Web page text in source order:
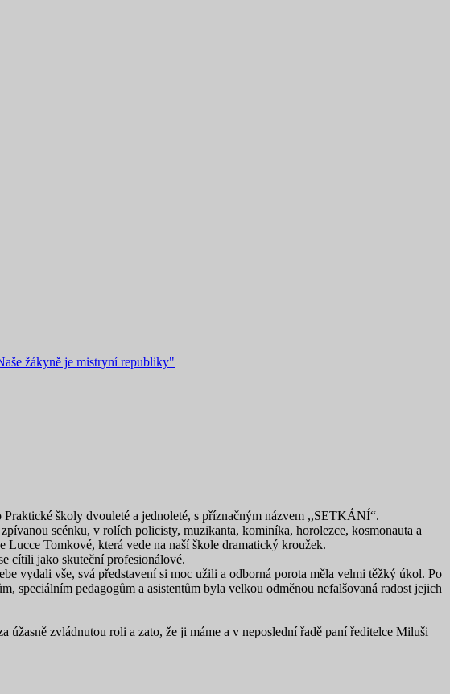
žákyně je mistryní republiky"
školy dvouleté a jednoleté, s příznačným názvem ,,SETKÁNÍ“.
scénku, v rolích policisty, muzikanta, kominíka, horolezce, kosmonauta a
Tomkové, která vede na naší škole dramatický kroužek.
cítili jako skuteční profesionálové.
vydali vše, svá představení si moc užili a odborná porota měla velmi těžký úkol. Po
speciálním pedagogům a asistentům byla velkou odměnou nefalšovaná radost jejich
zvládnutou roli a zato, že ji máme a v neposlední řadě paní ředitelce Miluši